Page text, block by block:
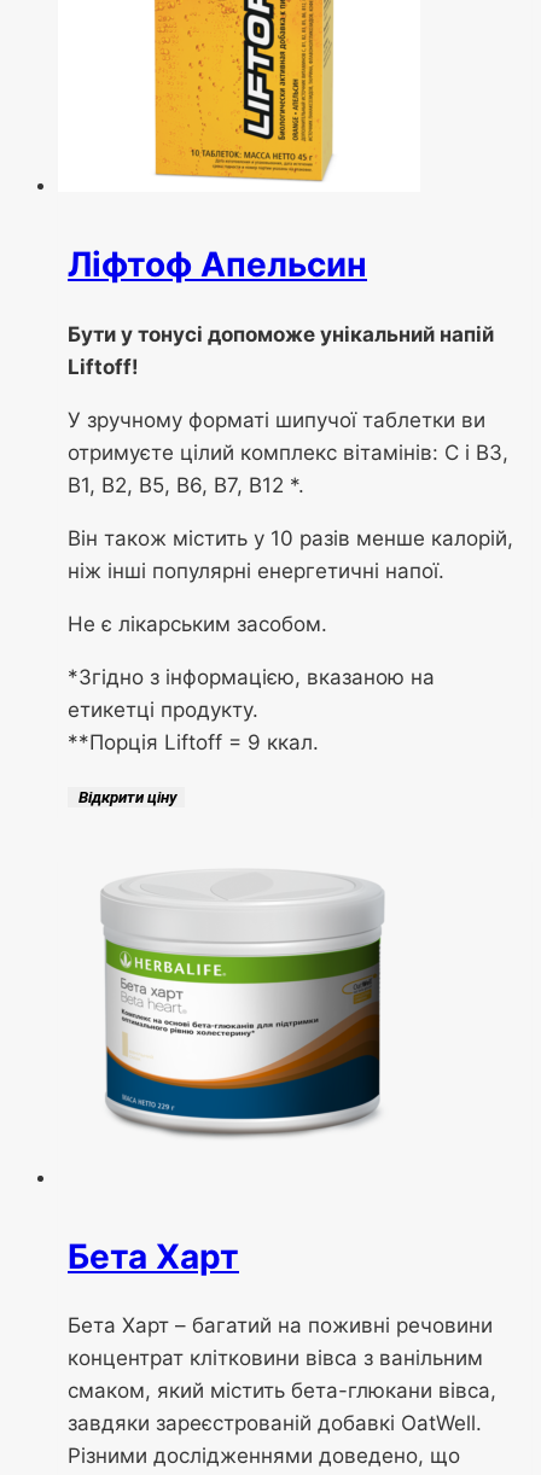
Ліфтоф Апельсин
Бути у тонусі допоможе унікальний напій
Liftoff!
У зручному форматі шипучої таблетки ви
отримуєте цілий комплекс вітамінів: С і В3,
В1, В2, В5, В6, В7, В12 *.
Він також містить у 10 разів менше калорій,
ніж інші популярні енергетичні напої.
Не є лікарським засобом.
*Згідно з інформацією, вказаною на
етикетці продукту.
**Порція Liftoff = 9 ккал.
Відкрити ціну
Бета Харт
Бета Харт – багатий на поживні речовини
концентрат клітковини вівса з ванільним
смаком, який містить бета-глюкани вівса,
завдяки зареєстрованій добавкі OatWell.
Різними дослідженнями доведено, що